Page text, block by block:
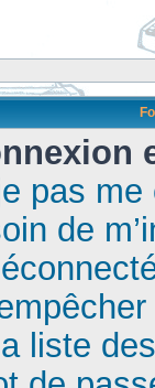
pas
de
liste